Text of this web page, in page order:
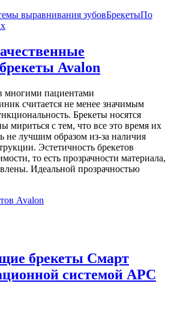
выравнивания зубовБрекетыПо
Avalon
многими пациентами
считается не менее значимым
Брекеты носятся
мириться с тем, что все это время их
не лучшим образом из-за наличия
Эстетичность брекетов
то есть прозрачности материала,
Идеальной прозрачностью
Avalon
брекеты Смарт
системой APC